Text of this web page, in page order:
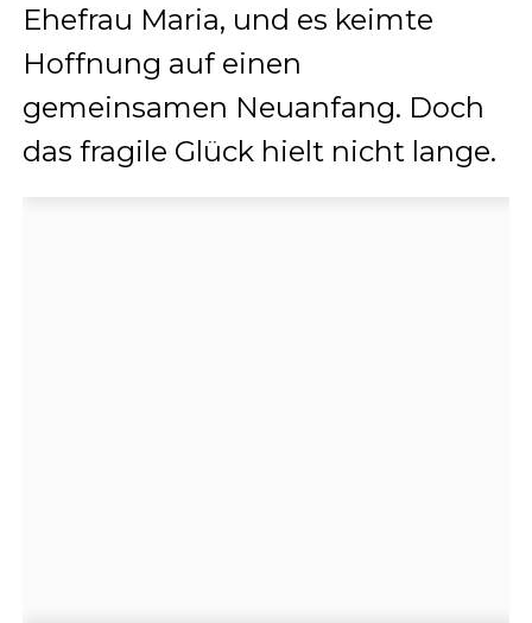
Ehefrau Maria, und es keimte
Hoffnung auf einen
gemeinsamen Neuanfang. Doch
das fragile Glück hielt nicht lange.